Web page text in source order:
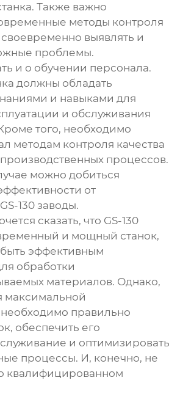
Также важно
методы контроля
своевременно выявлять и
проблемы.
и о обучении персонала.
должны обладать
и навыками для
и обслуживания
того, необходимо
методам контроля качества
процессов.
можно добиться
от
GS-130 заводы.
сказать, что GS-130
и мощный станок,
эффективным
обработки
материалов. Однако,
максимальной
правильно
обеспечить его
и оптимизировать
процессы. И, конечно, не
квалифицированном